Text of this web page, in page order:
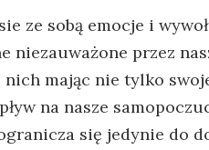
ze sobą‌ emocje i
niezauważone przez
​mając nie tylko​
na‌ nasze
się ‍jedynie do